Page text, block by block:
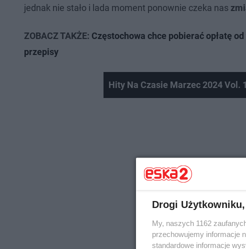
jednak nie stało i lada moment ponownie czeka nas
ZOBACZ TAKŻE: Częstochowa chce pobierać opłatę
przepisy
Hity Na Czasie Marzec 2024 Vol. 1
Drogi Użytkowniku,
My, naszych 1162
przechowujemy informacje
standardowe informacje